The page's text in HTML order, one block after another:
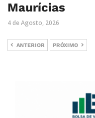
Maurícias
4 de Agosto, 2026
ANTERIOR PRÓXIMO